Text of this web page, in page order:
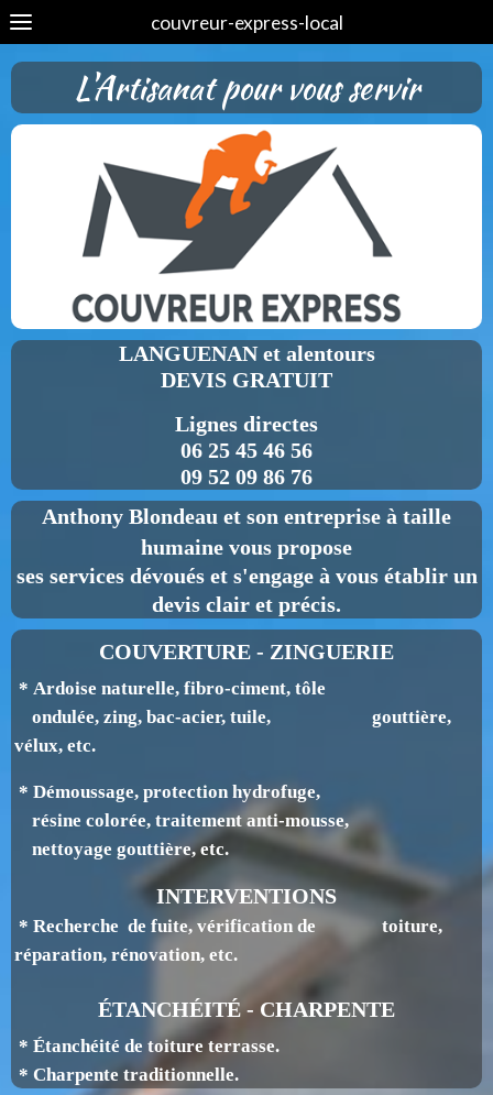
couvreur-express-local
L'Artisanat pour vous servir
LANGUENAN et alentours
DEVIS GRATUIT
Lignes directes
06 25 45 46 56
09 52 09 86 76
Anthony Blondeau et son entreprise à taille
humaine vous propose
ses services dévoués et s'engage à vous établir un
devis clair et précis.
COUVERTURE - ZINGUERIE
* Ardoise naturelle, fibro-ciment, tôle
ondulée, zing, bac-acier, tuile, gouttière,
vélux, etc.
* Démoussage, protection hydrofuge,
résine colorée, traitement anti-mousse,
nettoyage gouttière, etc.
INTERVENTIONS
* Recherche de fuite, vérification de toiture,
réparation, rénovation, etc.
ÉTANCHÉITÉ - CHARPENTE
* Étanchéité de toiture terrasse.
* Charpente traditionnelle.